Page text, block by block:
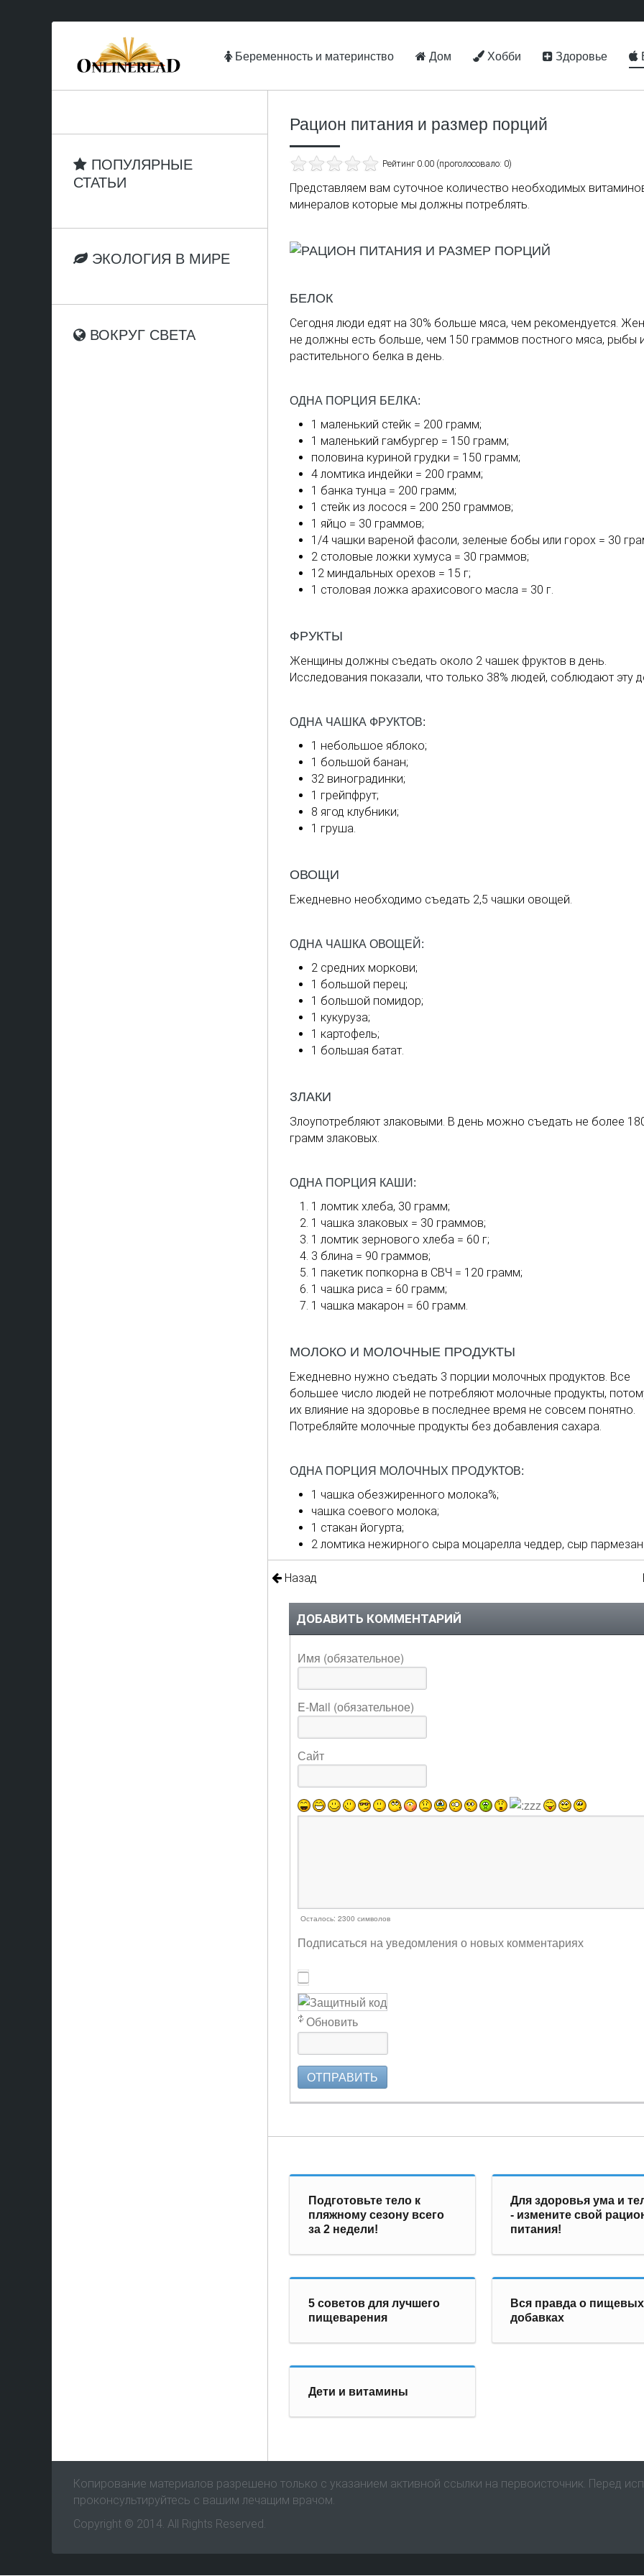
Беременность и материнство Дом Хобби Здоровье
Рацион питания и размер порций
Рейтинг 0.00 (проголосовало: 0)
Представляем вам суточное количество необходимых
минералов которые мы должны потреблять.
БЕЛОК
Сегодня люди едят на 30% больше мяса, чем рекомендуется.
не должны есть больше, чем 150 граммов постного мяса, рыбы
растительного белка в день.
ОДНА ПОРЦИЯ БЕЛКА:
1 маленький стейк = 200 грамм;
1 маленький гамбургер = 150 грамм;
половина куриной грудки = 150 грамм;
4 ломтика индейки = 200 грамм;
1 банка тунца = 200 грамм;
1 стейк из лосося = 200 250 граммов;
1 яйцо = 30 граммов;
1/4 чашки вареной фасоли, зеленые бобы или горох = 30
2 столовые ложки хумуса = 30 граммов;
12 миндальных орехов = 15 г;
1 столовая ложка арахисового масла = 30 г.
ФРУКТЫ
Женщины должны съедать около 2 чашек фруктов в день.
Исследования показали, что только 38% людей, соблюдают эту
ОДНА ЧАШКА ФРУКТОВ:
1 небольшое яблоко;
1 большой банан;
32 виноградинки;
1 грейпфрут;
8 ягод клубники;
1 груша.
ОВОЩИ
Ежедневно необходимо съедать 2,5 чашки овощей.
ОДНА ЧАШКА ОВОЩЕЙ:
2 средних моркови;
1 большой перец;
1 большой помидор;
1 кукуруза;
1 картофель;
1 большая батат.
ЗЛАКИ
Злоупотребляют злаковыми. В день можно съедать не более
грамм злаковых.
ОДНА ПОРЦИЯ КАШИ:
1 ломтик хлеба, 30 грамм;
1 чашка злаковых = 30 граммов;
1 ломтик зернового хлеба = 60 г;
3 блина = 90 граммов;
1 пакетик попкорна в СВЧ = 120 грамм;
1 чашка риса = 60 грамм;
1 чашка макарон = 60 грамм.
МОЛОКО И МОЛОЧНЫЕ ПРОДУКТЫ
Ежедневно нужно съедать 3 порции молочных продуктов. Все
большее число людей не потребляют молочные продукты,
их влияние на здоровье в последнее время не совсем понятно.
Потребляйте молочные продукты без добавления сахара.
ОДНА ПОРЦИЯ МОЛОЧНЫХ ПРОДУКТОВ:
1 чашка обезжиренного молока%;
чашка соевого молока;
1 стакан йогурта;
2 ломтика нежирного сыра моцарелла чеддер, сыр
Назад
ДОБАВИТЬ КОММЕНТАРИЙ
Имя (обязательное)
E-Mail (обязательное)
Сайт
Осталось: 2300 символов
Подписаться на уведомления о новых комментариях
Обновить
ОТПРАВИТЬ
Подготовьте тело к
пляжному сезону всего
за 2 недели!
5 советов для лучшего
пищеварения
Дети и витамины
Для здоровья ума и
- измените свой
питания!
Вся правда о пищевых
добавках
ПОПУЛЯРНЫЕ
СТАТЬИ
ЭКОЛОГИЯ В МИРЕ
ВОКРУГ СВЕТА
Копирование материалов разрешено только с указанием активной ссылки на первоисточник. Перед
проконсультируйтесь с вашим лечащим врачом.
Copyright © 2014. All Rights Reserved.